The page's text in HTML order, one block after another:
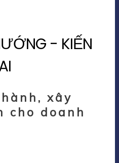
- KIẾN
xây
cho doanh